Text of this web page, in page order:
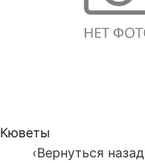
Кюветы
‹Вернуться назад